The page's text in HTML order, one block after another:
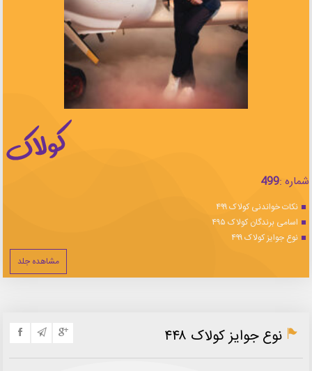
شماره :499
نکات خواندنی کولاک ۴۹۹
اسامی برندگان کولاک ۴۹۵
نوع جوایز کولاک ۴۹۹
مشاهده جلد
نوع جوایز کولاک ۴۴۸